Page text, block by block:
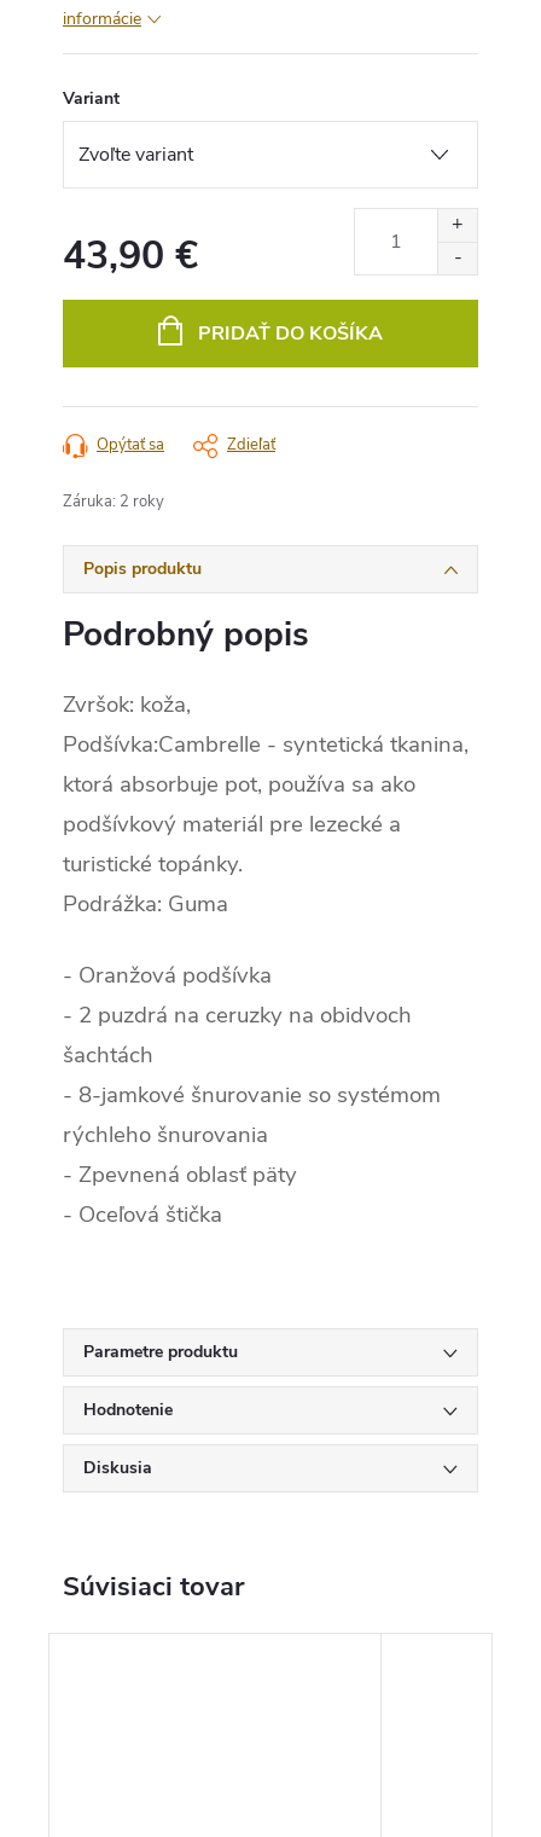
informácie
Variant
43,90 €
PRIDAŤ DO KOŠÍKA
Opýtať sa Zdieľať
Záruka: 2 roky
Popis produktu
Podrobný popis
Zvršok: koža,
Podšívka:Cambrelle - syntetická tkanina,
ktorá absorbuje pot, používa sa ako
podšívkový materiál pre lezecké a
turistické topánky.
Podrážka: Guma
- Oranžová podšívka
- 2 puzdrá na ceruzky na obidvoch
šachtách
- 8-jamkové šnurovanie so systémom
rýchleho šnurovania
- Zpevnená oblasť päty
- Oceľová štička
Parametre produktu
Hodnotenie
Diskusia
Súvisiaci tovar